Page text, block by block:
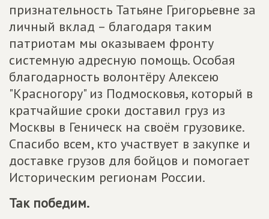
признательность Татьяне Григорьевне за
личный вклад – благодаря таким
патриотам мы оказываем фронту
системную адресную помощь. Особая
благодарность волонтёру Алексею
"Красногору" из Подмосковья, который в
кратчайшие сроки доставил груз из
Москвы в Геническ на своём грузовике.
Спасибо всем, кто участвует в закупке и
доставке грузов для бойцов и помогает
Историческим регионам России.
Так победим.